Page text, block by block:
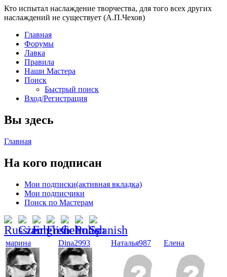
Кто испытал наслаждение творчества, для того всех других
наслаждений не существует (А.П.Чехов)
Главная
Форумы
Лавка
Правила
Наши Мастера
Поиск
Быстрый поиск
Вход/Регистрация
Вы здесь
Главная
На кого подписан
Мои подписки(активная вкладка)
Мои подписчики
Поиск по Мастерам
марина Dina2993 Наталья987 Елена